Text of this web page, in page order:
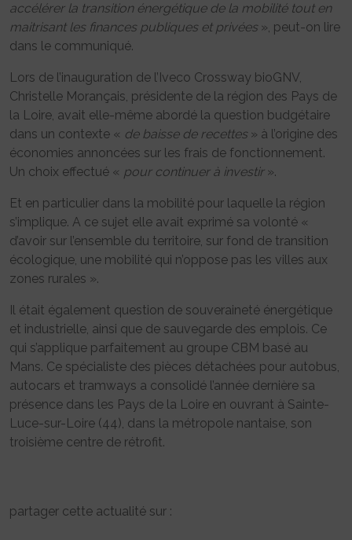
accélérer la transition énergétique de la mobilité tout en
maitrisant les finances publiques et privées», peut-on lire
dans le communiqué.
Lors de l’inauguration de l’Iveco Crossway bioGNV,
Christelle Morançais, présidente de la région des Pays de
la Loire, avait elle-même abordé la question budgétaire
dans un contexte « de baisse de recettes» à l’origine des
économies annoncées sur les frais de fonctionnement.
Un choix effectué « pour continuer à investir».
Et en particulier dans la mobilité pour laquelle la région
s’implique. A ce sujet elle avait exprimé sa volonté «
d’avoir sur l’ensemble du territoire, sur fond de transition
écologique, une mobilité qui n’oppose pas les villes aux
zones rurales ».
Il était également question de souveraineté énergétique
et industrielle, ainsi que de sauvegarde des emplois. Ce
qui s’applique parfaitement au groupe CBM basé au
Mans. Ce spécialiste des pièces détachées pour autobus,
autocars et tramways a consolidé l’année dernière sa
présence dans les Pays de la Loire en ouvrant à Sainte-
Luce-sur-Loire (44), dans la métropole nantaise, son
troisième centre de rétrofit.
partager cette actualité sur :